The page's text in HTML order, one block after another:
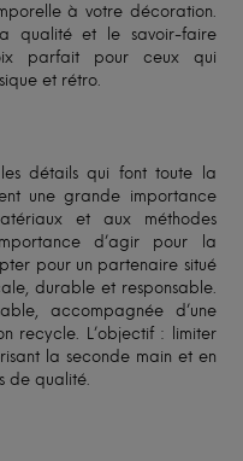
à votre décoration.
qualité et le savoir-faire
parfait pour ceux qui
et rétro.
détails qui font toute la
une grande importance
et aux méthodes
d’agir pour la
pour un partenaire situé
durable et responsable.
accompagnée d’une
recycle. L’objectif : limiter
la seconde main et en
de qualité.